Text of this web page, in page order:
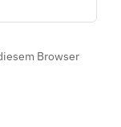
Browser